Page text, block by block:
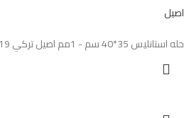
اصيل
حله استانليس 35*40 سم - 1مم اصيل تركي AS-19